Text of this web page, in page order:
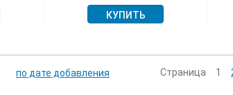
КУПИТЬ
по дате добавления Страница 1